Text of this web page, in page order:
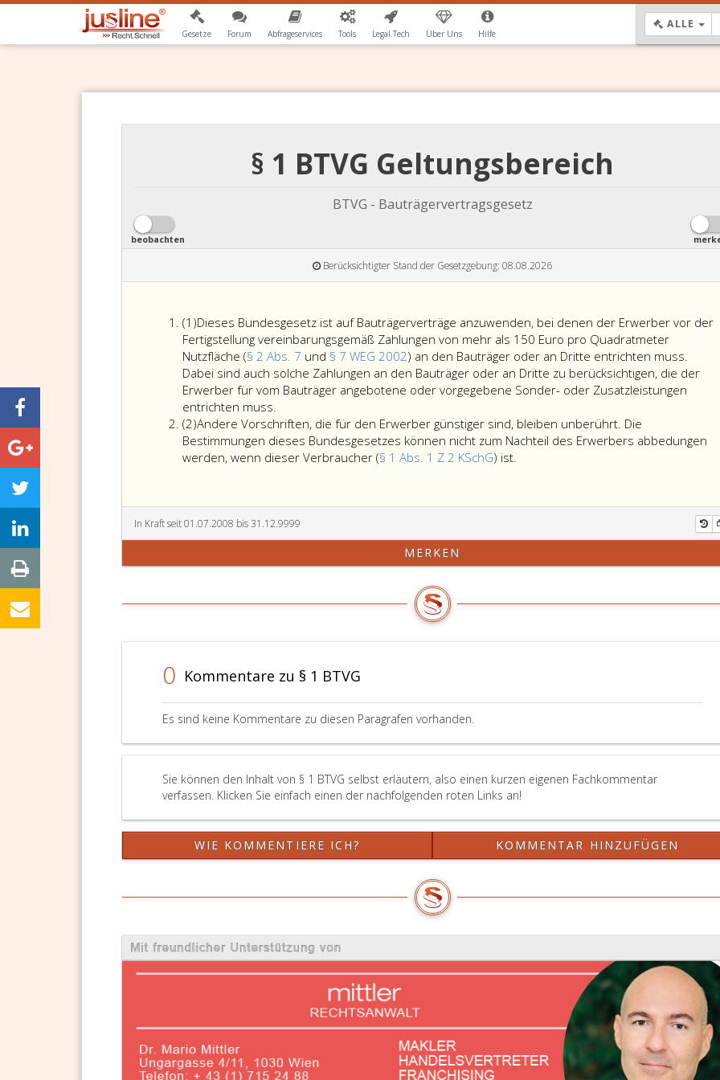
Gesetze Forum Abfrageservices Tools Legal.Tech Über Uns Hilfe
ALLE
§ 1 BTVG Geltungsbereich
BTVG - Bauträgervertragsgesetz
beobachten
Berücksichtigter Stand der Gesetzgebung: 08.08.2026
(1)Absatz
eins
Dieses Bundesgesetz ist auf Bauträgerverträge anzuwenden, bei denen der Erwerber vor der
Fertigstellung vereinbarungsgemäß Zahlungen von mehr als 150 Euro pro Quadratmeter
Nutzfläche (§ 2 Abs. 7 und § 7 WEG 2002) an den Bauträger oder an Dritte entrichten muss.
Dabei sind auch solche Zahlungen an den Bauträger oder an Dritte zu berücksichtigen, die der
Erwerber für vom Bauträger angebotene oder vorgegebene Sonder- oder Zusatzleistungen
entrichten muss.
Bundesgesetz
ist
auf
bei
denen
der
Fertigstellung
Zahlungen
mehr
pro
Quadratmeter
Nutzfläche
(Paragraph
2,
7
und
Paragraph
WEG 2002)
Bauträger
oder
an
entrichten
muss.
sind
(2)Absatz
2
Andere Vorschriften, die für den Erwerber günstiger sind, bleiben unberührt. Die
Bestimmungen dieses Bundesgesetzes können nicht zum Nachteil des Erwerbers abbedungen
werden, wenn dieser Verbraucher (§ 1 Abs. 1 Z 2 KSchG) ist.
für
Erwerber
unberührt.
Bestimmungen
Nachteil
des
Erwerbers
abbedungen
wenn
dieser
Verbraucher
eins,
2,
KSchG)
In Kraft seit 01.07.2008 bis 31.12.9999
MERKEN
0 Kommentare zu § 1 BTVG
Es sind keine Kommentare zu diesen Paragrafen vorhanden.
Sie können den Inhalt von § 1 BTVG selbst erläutern, also einen kurzen eigenen Fachkommentar
verfassen. Klicken Sie einfach einen der nachfolgenden roten Links an!
WIE KOMMENTIERE ICH? KOMMENTAR HINZUFÜGEN